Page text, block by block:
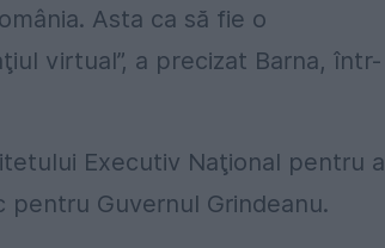
Asta ca să fie o
virtual”, a precizat Barna, într-
Executiv Naţional pentru a
Guvernul Grindeanu.